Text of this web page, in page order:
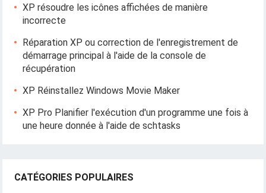
XP résoudre les icônes affichées de manière
incorrecte
Réparation XP ou correction de l'enregistrement de
démarrage principal à l'aide de la console de
récupération
XP Réinstallez Windows Movie Maker
XP Pro Planifier l'exécution d'un programme une fois à
une heure donnée à l'aide de schtasks
CATÉGORIES POPULAIRES